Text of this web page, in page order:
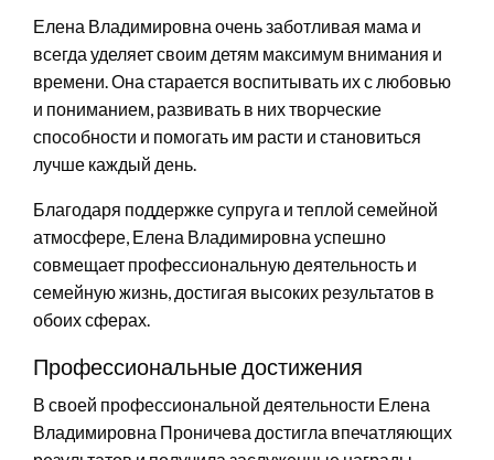
Елена Владимировна очень заботливая мама и
всегда уделяет своим детям максимум внимания и
времени. Она старается воспитывать их с любовью
и пониманием, развивать в них творческие
способности и помогать им расти и становиться
лучше каждый день.
Благодаря поддержке супруга и теплой семейной
атмосфере, Елена Владимировна успешно
совмещает профессиональную деятельность и
семейную жизнь, достигая высоких результатов в
обоих сферах.
Профессиональные достижения
В своей профессиональной деятельности Елена
Владимировна Проничева достигла впечатляющих